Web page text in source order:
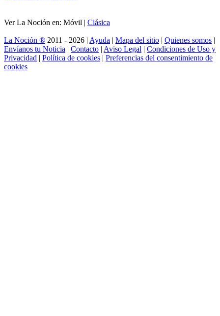
Ver La Noción en: Móvil | Clásica
La Noción ® 2011 - 2026 | Ayuda | Mapa del sitio | Quienes somos |
Envíanos tu Noticia | Contacto | Aviso Legal | Condiciones de Uso y
Privacidad | Política de cookies | Preferencias del consentimiento de
cookies